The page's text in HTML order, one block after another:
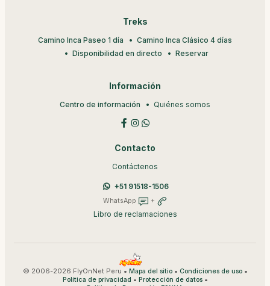
Treks
Camino Inca Paseo 1 día
Camino Inca Clásico 4 días
Disponibilidad en directo
Reservar
Información
Centro de información Quiénes somos
Contacto
Contáctenos
+51 91518-1506
WhatsApp +
Libro de reclamaciones
© 2006-2026 FlyOnNet Peru • Mapa del sitio• Condiciones de uso•
Política de privacidad • Protección de datos•